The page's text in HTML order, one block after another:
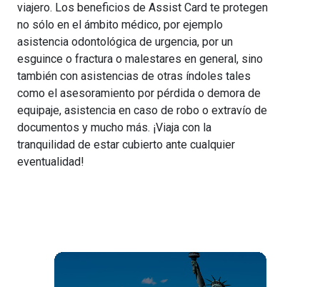
viajero. Los beneficios de Assist Card te protegen
no sólo en el ámbito médico, por ejemplo
asistencia odontológica de urgencia, por un
esguince o fractura o malestares en general, sino
también con asistencias de otras índoles tales
como el asesoramiento por pérdida o demora de
equipaje, asistencia en caso de robo o extravío de
documentos y mucho más. ¡Viaja con la
tranquilidad de estar cubierto ante cualquier
eventualidad!